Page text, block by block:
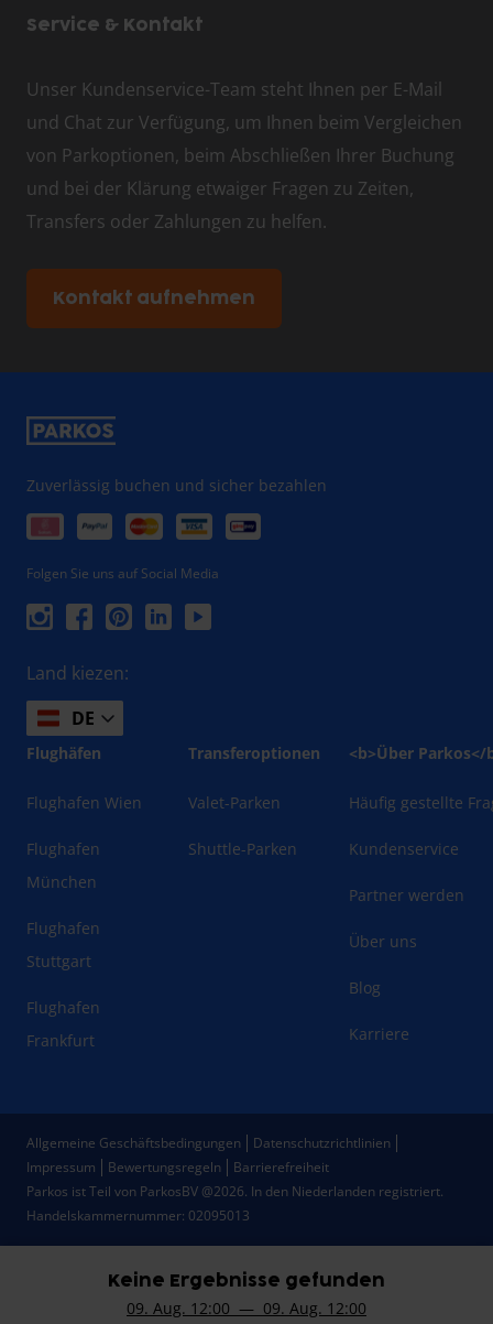
Keine Ergebnisse gefunden
09. Aug. 12:00 — 09. Aug. 12:00
Service & Kontakt
Unser Kundenservice-Team steht Ihnen per E-Mail
und Chat zur Verfügung, um Ihnen beim Vergleichen
von Parkoptionen, beim Abschließen Ihrer Buchung
und bei der Klärung etwaiger Fragen zu Zeiten,
Transfers oder Zahlungen zu helfen.
Kontakt aufnehmen
Zuverlässig buchen und sicher bezahlen
Folgen Sie uns auf Social Media
Land kiezen:
DE
Flughäfen
Flughafen Wien
Flughafen
München
Flughafen
Stuttgart
Flughafen
Frankfurt
Transferoptionen
Valet-Parken
Shuttle-Parken
<b>Über Parkos</
Häufig gestellte
Kundenservice
Partner werden
Über uns
Blog
Karriere
Parkos ist Teil von ParkosBV @2026. In den Niederlanden registriert.
Handelskammernummer: 02095013
Allgemeine Geschäftsbedingungen
Datenschutzrichtlinien
Impressum
Bewertungsregeln Barrierefreiheit